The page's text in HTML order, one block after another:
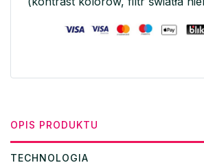
OPIS PRODUKTU
TECHNOLOGIA